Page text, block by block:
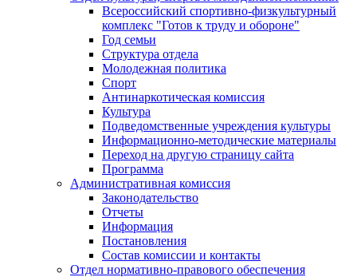
Всероссийский спортивно-физкультурный
комплекс "Готов к труду и обороне"
Год семьи
Структура отдела
Молодежная политика
Спорт
Антинаркотическая комиссия
Культура
Подведомственные учреждения культуры
Информационно-методические материалы
Переход на другую страницу сайта
Программа
Административная комиссия
Законодательство
Отчеты
Информация
Постановления
Состав комиссии и контакты
Отдел нормативно-правового обеспечения